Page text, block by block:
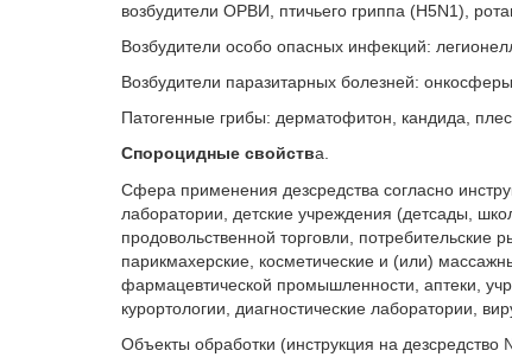
возбудители ОРВИ, птичьего гриппа (H5N1),
Возбудители особо опасных инфекций:
Возбудители паразитарных болезней:
Патогенные грибы: дерматофитон, кандида,
Спороцидные свойства.
Сфера применения дезсредства согласно
лаборатории, детские учреждения (детсады,
продовольственной торговли,
парикмахерские, косметические и (или)
фармацевтической промышленности, аптеки,
курортологии, диагностические лаборатории,
Объекты обработки (инструкция на